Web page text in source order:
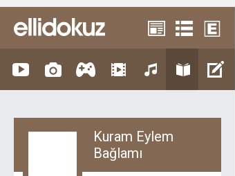
Kuram Eylem
Bağlamı